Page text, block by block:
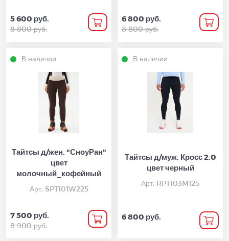
5 600 руб.
8 800 руб.
6 800 руб.
8 800 руб.
В наличии
Тайтсы д/жен. "СноуРан"
цвет
молочный_кофейный
Арт. SPT101W225
7 500 руб.
8 900 руб.
В наличии
Тайтсы д/муж. Кросс 2.0
цвет черный
Арт. RPT103M125
6 800 руб.